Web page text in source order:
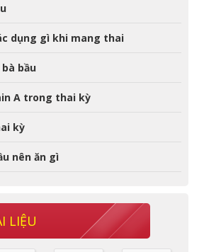
dụng gì khi mang thai
bầu
A trong thai kỳ
kỳ
nên ăn gì
LIỆU